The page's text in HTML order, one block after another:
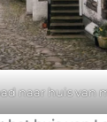
naar huis van